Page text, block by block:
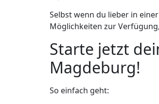
Selbst wenn du lieber in
Möglichkeiten zur
Starte jetzt
Magdeburg!
So einfach geht: